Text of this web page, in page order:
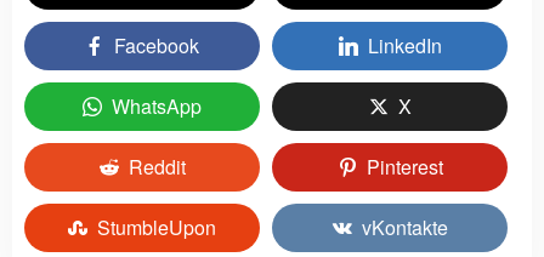
Facebook LinkedIn
WhatsApp X
Reddit Pinterest
StumbleUpon vKontakte